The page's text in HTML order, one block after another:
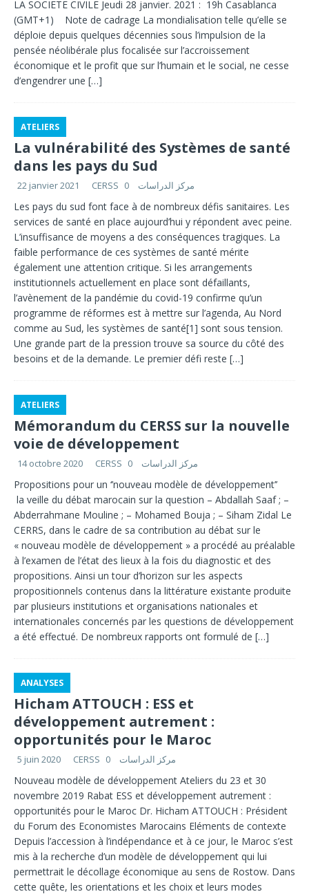
LA SOCIETE CIVILE Jeudi 28 janvier. 2021 : 19h Casablanca
(GMT+1) Note de cadrage La mondialisation telle qu’elle se
déploie depuis quelques décennies sous l’impulsion de la
pensée néolibérale plus focalisée sur l’accroissement
économique et le profit que sur l’humain et le social, ne cesse
d’engendrer une […]
ATELIERS
La vulnérabilité des Systèmes de santé
dans les pays du Sud
22 janvier 2021 CERSS مركز الدراسات 0
Les pays du sud font face à de nombreux défis sanitaires. Les
services de santé en place aujourd’hui y répondent avec peine.
L’insuffisance de moyens a des conséquences tragiques. La
faible performance de ces systèmes de santé mérite
également une attention critique. Si les arrangements
institutionnels actuellement en place sont défaillants,
l’avènement de la pandémie du covid-19 confirme qu’un
programme de réformes est à mettre sur l’agenda, Au Nord
comme au Sud, les systèmes de santé[1] sont sous tension.
Une grande part de la pression trouve sa source du côté des
besoins et de la demande. Le premier défi reste […]
ATELIERS
Mémorandum du CERSS sur la nouvelle
voie de développement
14 octobre 2020 CERSS مركز الدراسات 0
Propositions pour un ‘’nouveau modèle de développement’’
la veille du débat marocain sur la question – Abdallah Saaf ; –
Abderrahmane Mouline ; – Mohamed Bouja ; – Siham Zidal Le
CERRS, dans le cadre de sa contribution au débat sur le
« nouveau modèle de développement » a procédé au préalable
à l’examen de l’état des lieux à la fois du diagnostic et des
propositions. Ainsi un tour d’horizon sur les aspects
propositionnels contenus dans la littérature existante produite
par plusieurs institutions et organisations nationales et
internationales concernés par les questions de développement
a été effectué. De nombreux rapports ont formulé de […]
ANALYSES
Hicham ATTOUCH : ESS et
développement autrement :
opportunités pour le Maroc
5 juin 2020 CERSS مركز الدراسات 0
Nouveau modèle de développement Ateliers du 23 et 30
novembre 2019 Rabat ESS et développement autrement :
opportunités pour le Maroc Dr. Hicham ATTOUCH : Président
du Forum des Economistes Marocains Eléments de contexte
Depuis l’accession à l’indépendance et à ce jour, le Maroc s’est
mis à la recherche d’un modèle de développement qui lui
permettrait le décollage économique au sens de Rostow. Dans
cette quête, les orientations et les choix et leurs modes